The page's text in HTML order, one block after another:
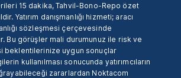
15 dakika, Tahvil-Bono-Repo özet
Yatırım danışmanlığı hizmeti; aracı
sözleşmesi çerçevesinde
Bu görüşler mali durumunuz ile risk ve
beklentilerinize uygun sonuçlar
kullanılması sonucunda yatırımcıların
zararlardan Noktacom